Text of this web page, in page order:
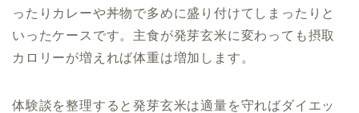
ったりカレーや丼物で多めに盛り付けてしまったりと
いったケースです。主食が発芽玄米に変わっても摂取
カロリーが増えれば体重は増加します。
体験談を整理すると発芽玄米は適量を守ればダイエッ